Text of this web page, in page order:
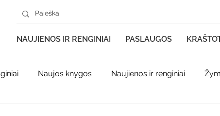
NAUJIENOS IR RENGINIAI PASLAUGOS
Naujos knygos Naujienos ir renginiai